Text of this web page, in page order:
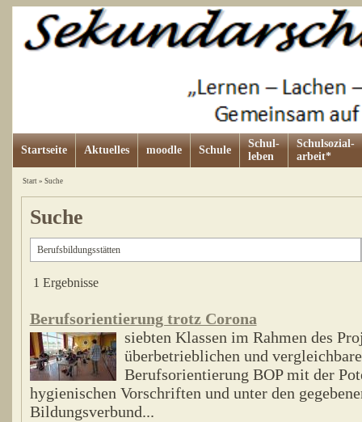
Startseite Aktuelles moodle Schule
Schul-
leben
Schulsozial-
arbeit*
Start» Suche
Suche
1 Ergebnisse
Berufsorientierung trotz Corona
siebten Klassen im Rahmen des
überbetrieblichen und
Berufsorientierung BOP mit der
hygienischen Vorschriften und unter den
Bildungsverbund...